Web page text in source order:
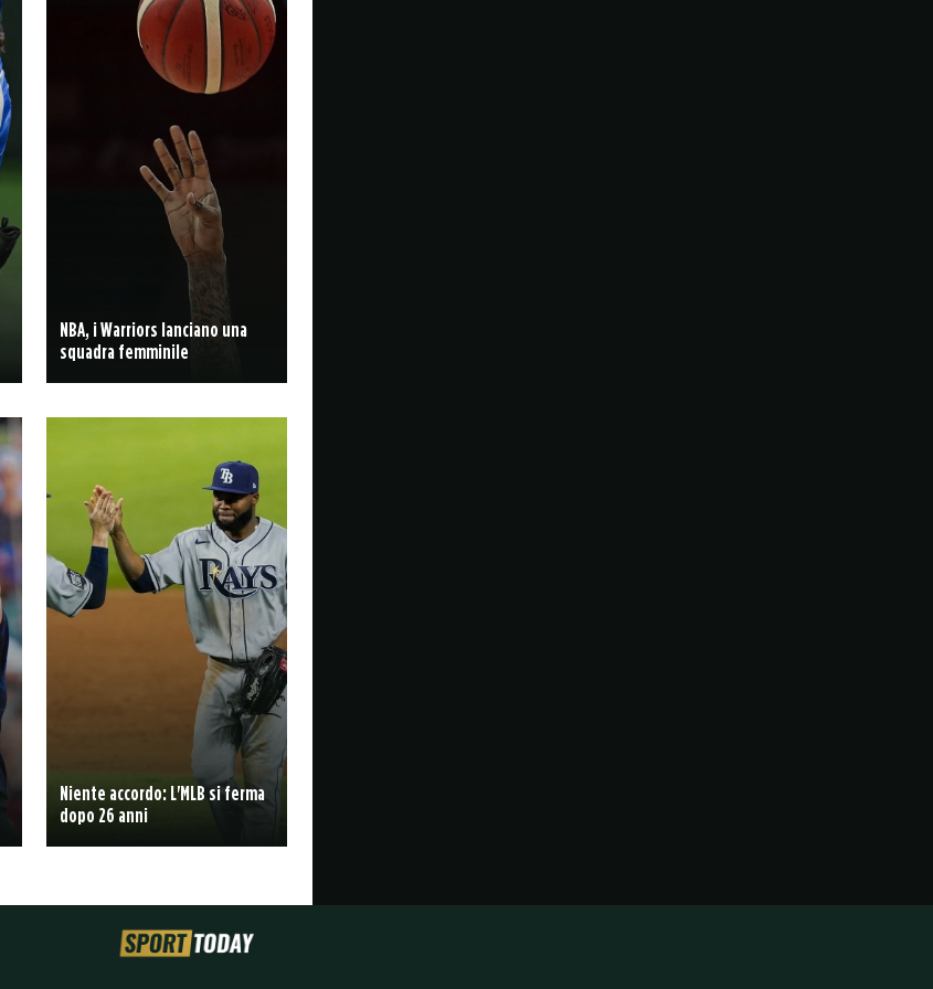
NBA, i Warriors lanciano una
squadra femminile
Niente accordo: L'MLB si ferma
dopo 26 anni